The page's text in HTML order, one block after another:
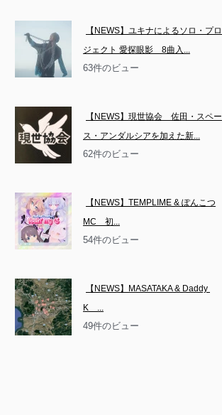
【NEWS】ユキナによるソロ・プロ
ジェクト 愛探眼影　8曲入...
63件のビュー
【NEWS】現世協会　佐田・スペー
ス・アンダルシアを加えた新...
62件のビュー
【NEWS】TEMPLIME & ぽんこつ
MC　初...
54件のビュー
【NEWS】MASATAKA & Daddy
K　...
49件のビュー